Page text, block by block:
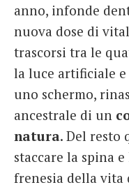
French
Italiano
anno, infonde
nuova dose di
trascorsi tra le
la luce artificiale
uno schermo,
ancestrale di un
natura. Del resto
staccare la spina
frenesia della vita